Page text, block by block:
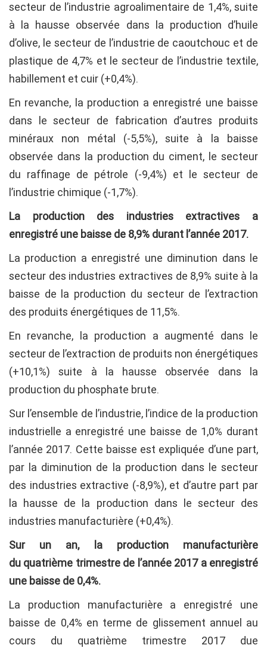
secteur de l’industrie agroalimentaire de 1,4%, suite
à la hausse observée dans la production d’huile
d’olive, le secteur de l’industrie de caoutchouc et de
plastique de 4,7% et le secteur de l’industrie textile,
habillement et cuir (+0,4%).
En revanche, la production a enregistré une baisse
dans le secteur de fabrication d’autres produits
minéraux non métal (-5,5%), suite à la baisse
observée dans la production du ciment, le secteur
du raffinage de pétrole (-9,4%) et le secteur de
l’industrie chimique (-1,7%).
La production des industries extractives a
enregistré une baisse de 8,9% durant l’année 2017.
La production a enregistré une diminution dans le
secteur des industries extractives de 8,9% suite à la
baisse de la production du secteur de l’extraction
des produits énergétiques de 11,5%.
En revanche, la production a augmenté dans le
secteur de l’extraction de produits non énergétiques
(+10,1%) suite à la hausse observée dans la
production du phosphate brute.
Sur l’ensemble de l’industrie, l’indice de la production
industrielle a enregistré une baisse de 1,0% durant
l’année 2017. Cette baisse est expliquée d’une part,
par la diminution de la production dans le secteur
des industries extractive (-8,9%), et d’autre part par
la hausse de la production dans le secteur des
industries manufacturière (+0,4%).
Sur un an, la production manufacturière
du quatrième trimestre de l’année 2017 a enregistré
une baisse de 0,4%.
La production manufacturière a enregistré une
baisse de 0,4% en terme de glissement annuel au
cours du quatrième trimestre 2017 due